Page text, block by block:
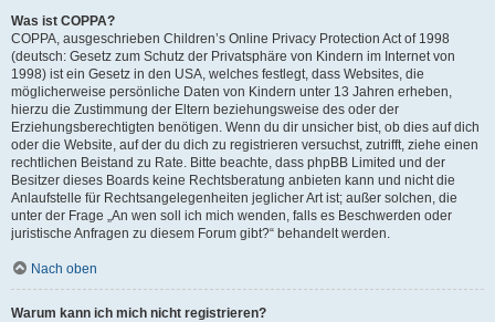
Was ist COPPA?
COPPA, ausgeschrieben Children’s Online Privacy Protection Act of 1998
(deutsch: Gesetz zum Schutz der Privatsphäre von Kindern im Internet von
1998) ist ein Gesetz in den USA, welches festlegt, dass Websites, die
möglicherweise persönliche Daten von Kindern unter 13 Jahren erheben,
hierzu die Zustimmung der Eltern beziehungsweise des oder der
Erziehungsberechtigten benötigen. Wenn du dir unsicher bist, ob dies auf dich
oder die Website, auf der du dich zu registrieren versuchst, zutrifft, ziehe einen
rechtlichen Beistand zu Rate. Bitte beachte, dass phpBB Limited und der
Besitzer dieses Boards keine Rechtsberatung anbieten kann und nicht die
Anlaufstelle für Rechtsangelegenheiten jeglicher Art ist; außer solchen, die
unter der Frage „An wen soll ich mich wenden, falls es Beschwerden oder
juristische Anfragen zu diesem Forum gibt?“ behandelt werden.
Nach oben
Warum kann ich mich nicht registrieren?